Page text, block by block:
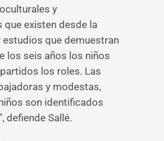
y
que existen desde la
estudios que demuestran
los seis años los niños
los roles. Las
y modestas,
son identificados
defiende Sallé.